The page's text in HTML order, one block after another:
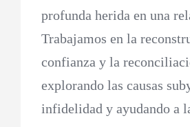
profunda herida en una
Trabajamos en la
confianza y la
explorando las causas
infidelidad y ayudando a